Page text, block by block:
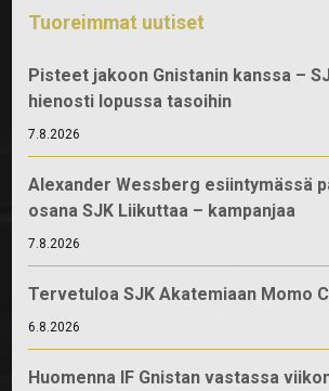
Tuoreimmat uutiset
Pisteet jakoon Gnistanin kanssa –
hienosti lopussa tasoihin
7.8.2026
Alexander Wessberg esiintymässä
osana SJK Liikuttaa – kampanjaa
7.8.2026
Tervetuloa SJK Akatemiaan Momo
6.8.2026
Huomenna IF Gnistan vastassa